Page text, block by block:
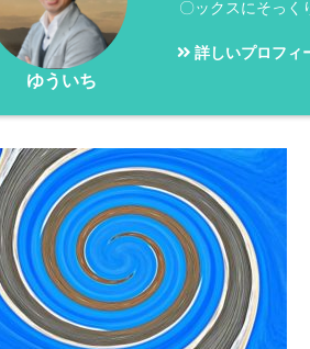
ゆういち
〇ックスにそっく
詳しいプロフィ